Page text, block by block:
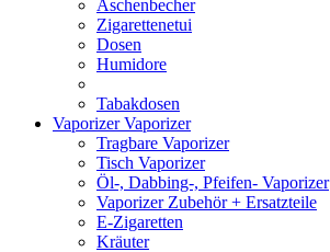
Aschenbecher
Zigarettenetui
Dosen
Humidore
Tabakdosen
VaporizerVaporizer
Tragbare Vaporizer
Tisch Vaporizer
Öl-, Dabbing-, Pfeifen- Vaporizer
Vaporizer Zubehör + Ersatzteile
E-Zigaretten
Kräuter